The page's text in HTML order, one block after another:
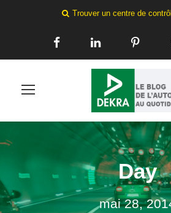
Trouver un centre de
Day
mai 28,